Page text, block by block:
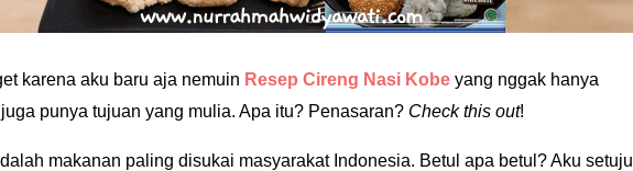
karena aku baru aja nemuin Resep Cireng Nasi Kobe yang nggak hanya
punya tujuan yang mulia. Apa itu? Penasaran? Check this out!
makanan paling disukai masyarakat Indonesia. Betul apa betul? Aku setuju